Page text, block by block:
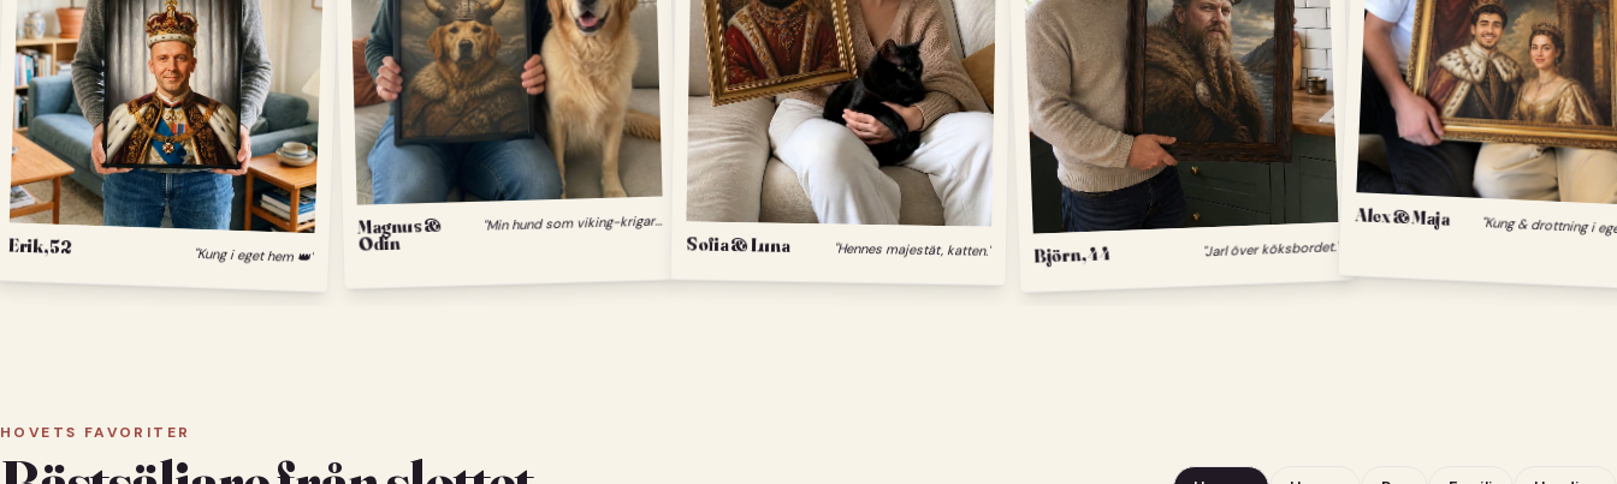
Erik, 52 "Kung i eget hem 👑"
Magnus &
Odin
"
Min hund som viking-krigare."
Sofia & Luna "Hennes majestät, katten." Björn, 44 "Jarl över köksbordet."
Alex & Maja "Kung & drottning i
HOVETS FAVORITER